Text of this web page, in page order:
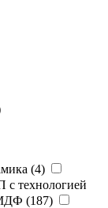
(4)
технологией
(187)